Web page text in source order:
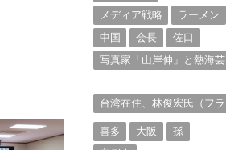
メディア戦略
ラーメン
中国
会長
佐口
写真家「山岸伸」と熱海芸
台湾在住、林俊宏氏（フラ
喜多
大阪
孫